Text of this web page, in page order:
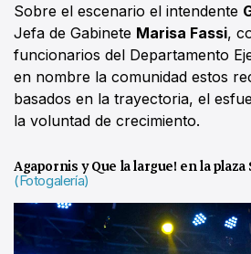
Sobre el escenario el intendente
Jefa de Gabinete Marisa Fassi,
funcionarios del Departamento
en nombre la comunidad estos
basados en la trayectoria, el
la voluntad de crecimiento.
Agapornis y Que la largue! en la plaza
(Fotogalería)